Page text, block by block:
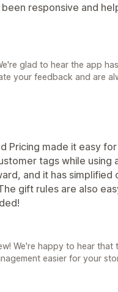
responsive and
glad to hear the app
your feedback and are
Pricing made it easy
tags while using
and it has simplified
gift rules are also
We're happy to hear
easier for your